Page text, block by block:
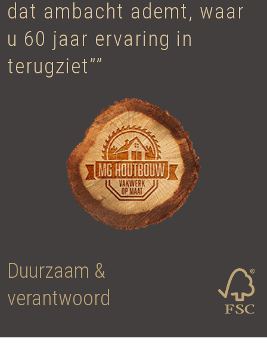
dat ambacht ademt, waar
u 60 jaar ervaring in
terugziet””